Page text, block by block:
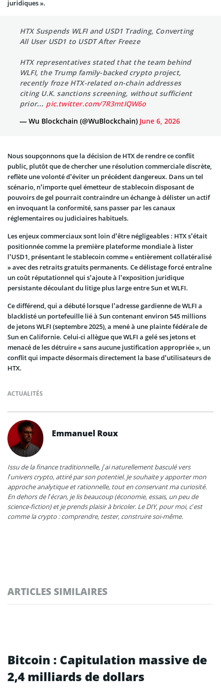
juridiques ».
HTX Suspends WLFI and USD1 Trading, Converting
All User USD1 to USDT After Freeze
HTX representatives stated that the team behind
WLFI, the Trump family-backed crypto project,
recently froze HTX-related on-chain addresses
citing U.K. sanctions screening, without sufficient
prior… pic.twitter.com/7R3mtIQW6o
— Wu Blockchain (@WuBlockchain) June 6, 2026
Nous soupçonnons que la décision de HTX de rendre ce conflit
public, plutôt que de chercher une résolution commerciale discrète,
reflète une volonté d’éviter un précédent dangereux. Dans un tel
scénario, n’importe quel émetteur de stablecoin disposant de
pouvoirs de gel pourrait contraindre un échange à délister un actif
en invoquant la conformité, sans passer par les canaux
réglementaires ou judiciaires habituels.
Les enjeux commerciaux sont loin d’être négligeables : HTX s’était
positionnée comme la première plateforme mondiale à lister
l’USD1, présentant le stablecoin comme « entièrement collatéralisé
» avec des retraits gratuits permanents. Ce délistage forcé entraîne
un coût réputationnel qui s’ajoute à l’exposition juridique
persistante découlant du litige plus large entre Sun et WLFI.
Ce différend, qui a débuté lorsque l’adresse gardienne de WLFI a
blacklisté un portefeuille lié à Sun contenant environ 545 millions
de jetons WLFI (septembre 2025), a mené à une plainte fédérale de
Sun en Californie. Celui-ci allègue que WLFI a gelé ses jetons et
menacé de les détruire « sans aucune justification appropriée », un
conflit qui impacte désormais directement la base d’utilisateurs de
HTX.
ACTUALITÉS
Emmanuel Roux
Issu de la finance traditionnelle, j’ai naturellement basculé vers
l’univers crypto, attiré par son potentiel. Je souhaite y apporter mon
approche analytique et rationnelle, tout en conservant ma curiosité.
En dehors de l’écran, je lis beaucoup (économie, essais, un peu de
science-fiction) et je prends plaisir à bricoler. Le DIY, pour moi, c’est
comme la crypto : comprendre, tester, construire soi-même.
ARTICLES SIMILAIRES
Bitcoin : Capitulation massive de
2,4 milliards de dollars